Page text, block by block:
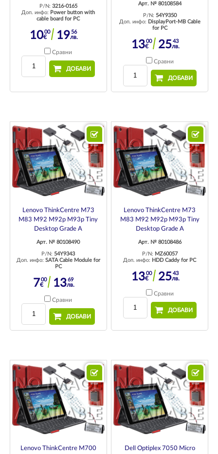
P/N: 3216-0165
Доп. инфо: Power button with
cable board for PC
1000
€ 1956
лв.
Сравни
ДОБАВИ
Арт. № 80108584
P/N: 54Y9350
Доп. инфо: DisplayPort-MB Cable
for PC
1300
€ 2543
лв.
Сравни
ДОБАВИ
Lenovo ThinkCentre M73
M83 M92 M92p M93p Tiny
Desktop Grade A
Арт. № 80108490
P/N: 54Y9343
Доп. инфо: SATA Cable Module for
PC
700
€ 1369
лв.
Сравни
ДОБАВИ
Lenovo ThinkCentre M73
M83 M92 M92p M93p Tiny
Desktop Grade A
Арт. № 80108486
P/N: MZ60057
Доп. инфо: HDD Caddy for PC
1300
€ 2543
лв.
Сравни
ДОБАВИ
Lenovo ThinkCentre M700
Dell Optiplex 7050 Micro